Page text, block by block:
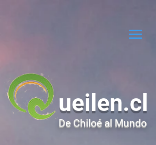
ueilen.cl
De Chiloé al Mundo